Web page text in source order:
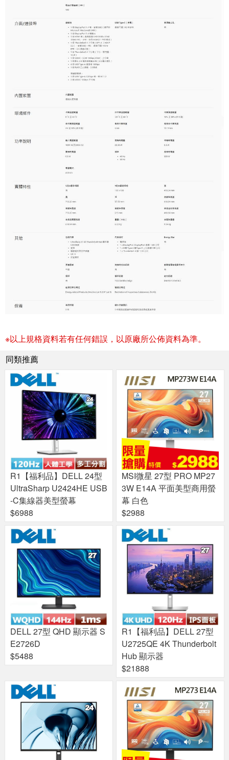
※以上規格資料若有任何錯誤，以原廠所公佈資料為準。
同類推薦
R1【福利品】DELL 24型
UltraSharp U2424HE USB
-C集線器美型螢幕
$6988
MSI微星 27型 PRO MP27
3W E14A 平面美型商用螢
幕 白色
$2988
DELL 27型 QHD 顯示器 S
E2726D
$5488
R1【福利品】DELL 27型
U2725QE 4K Thunderbolt
Hub 顯示器
$21888